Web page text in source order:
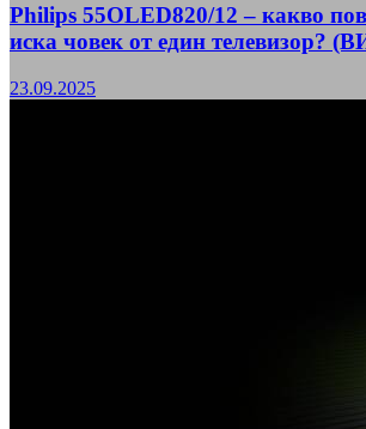
Philips 55OLED820/12 – какво
иска човек от един
23.09.2025